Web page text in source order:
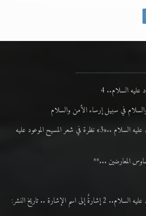
عليه السلام.. 4
في سبيل إرساء الأمن والسلام
رأيٌ في لغة المسيح الموعود عليه السلام ..«3» نظرة في شعر المسيح الموعود عليه
المعارضين ...**
رأي في لغة المسيح الموعود عليه السلام.. 2 إشارةٌ إلى اسم الإشارة .. تاريخ النشر: